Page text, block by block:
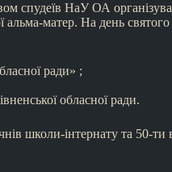
спудеїв НаУ ОА
матер. На день святого
ради» ;
обласної ради.
школи-інтернату та 50-